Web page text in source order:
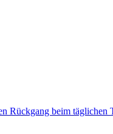
Rückgang beim täglichen